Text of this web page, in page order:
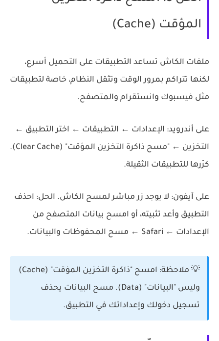
المؤقت (Cache)
ملفات الكاش تساعد التطبيقات على التحميل أسرع،
لكنها تتراكم بمرور الوقت وتثقل النظام، خاصة لتطبيقات
مثل فيسبوك وانستقرام والمتصفح.
على أندرويد: الإعدادات ← التطبيقات ← اختر التطبيق ←
التخزين ← "مسح ذاكرة التخزين المؤقت" (Clear Cache).
كرّرها للتطبيقات الثقيلة.
على آيفون: لا يوجد زر مباشر لمسح الكاش. الحل: احذف
التطبيق وأعد تثبيته، أو امسح بيانات المتصفح من
الإعدادات ← Safari ← مسح المحفوظات والبيانات.
💡 ملاحظة:
امسح "ذاكرة التخزين المؤقت" (Cache)
وليس "البيانات" (Data). مسح البيانات يحذف
تسجيل دخولك وإعداداتك في التطبيق.